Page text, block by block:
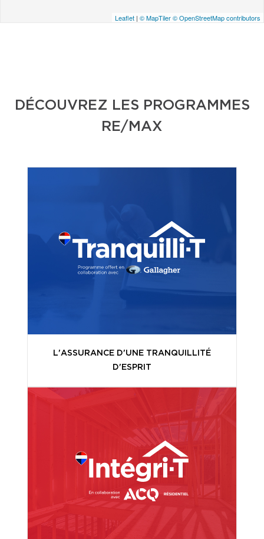
Leaflet | © MapTiler© OpenStreetMap contributors
DÉCOUVREZ LES PROGRAMMES
RE/MAX
L'ASSURANCE D'UNE TRANQUILLITÉ
D'ESPRIT